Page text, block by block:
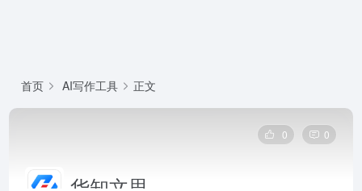
首页 AI写作工具 正文
0 0